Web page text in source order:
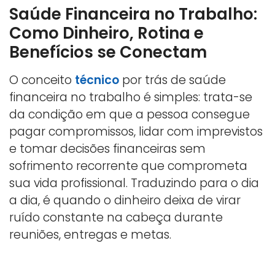
Saúde Financeira no Trabalho:
Como Dinheiro, Rotina e
Benefícios se Conectam
O conceito técnico por trás de saúde
financeira no trabalho é simples: trata-se
da condição em que a pessoa consegue
pagar compromissos, lidar com imprevistos
e tomar decisões financeiras sem
sofrimento recorrente que comprometa
sua vida profissional. Traduzindo para o dia
a dia, é quando o dinheiro deixa de virar
ruído constante na cabeça durante
reuniões, entregas e metas.